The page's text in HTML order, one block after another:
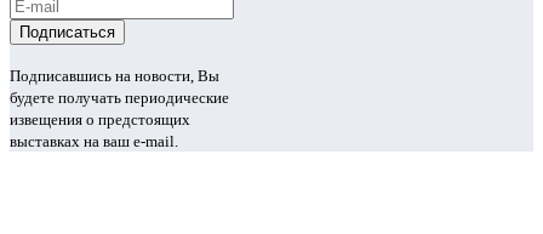
Подписавшись на новости, Вы
будете получать периодические
извещения о предстоящих
выставках на ваш e-mail.